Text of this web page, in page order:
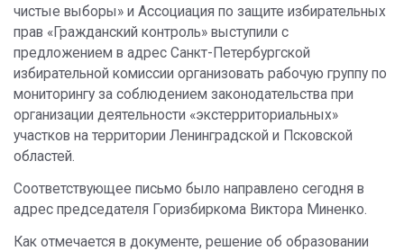
чистые выборы» и Ассоциация по защите избирательных
прав «Гражданский контроль» выступили с
предложением в адрес Санкт-Петербургской
избирательной комиссии организовать рабочую группу по
мониторингу за соблюдением законодательства при
организации деятельности «экстерриториальных»
участков на территории Ленинградской и Псковской
областей.
Соответствующее письмо было направлено сегодня в
адрес председателя Горизбиркома Виктора Миненко.
Как отмечается в документе, решение об образовании